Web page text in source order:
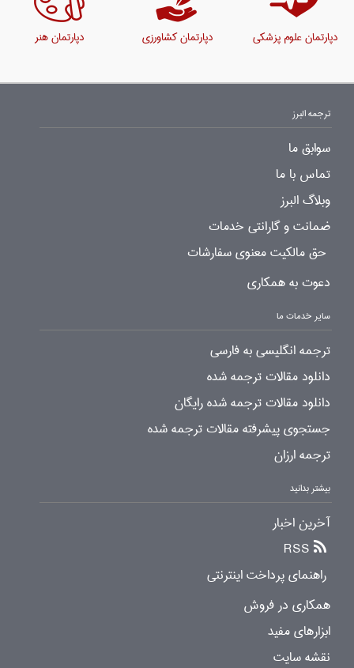
دپارتمان علوم پزشکی دپارتمان کشاورزی دپارتمان هنر
ترجمه البرز
سوابق ما
تماس با ما
وبلاگ البرز
ضمانت و گارانتی خدمات
حق مالکیت معنوی سفارشات
دعوت به همکاری
سایر خدمات ما
ترجمه انگلیسی به فارسی
دانلود مقالات ترجمه شده
دانلود مقالات ترجمه شده رایگان
جستجوی پیشرفته مقالات ترجمه شده
ترجمه ارزان
بیشتر بدانید
آخرین اخبار
RSS
راهنمای پرداخت اینترنتی
همکاری در فروش
ابزارهای مفید
نقشه سایت